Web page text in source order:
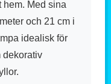
hem. Med sina
och 21 cm i
idealisk för
dekorativ